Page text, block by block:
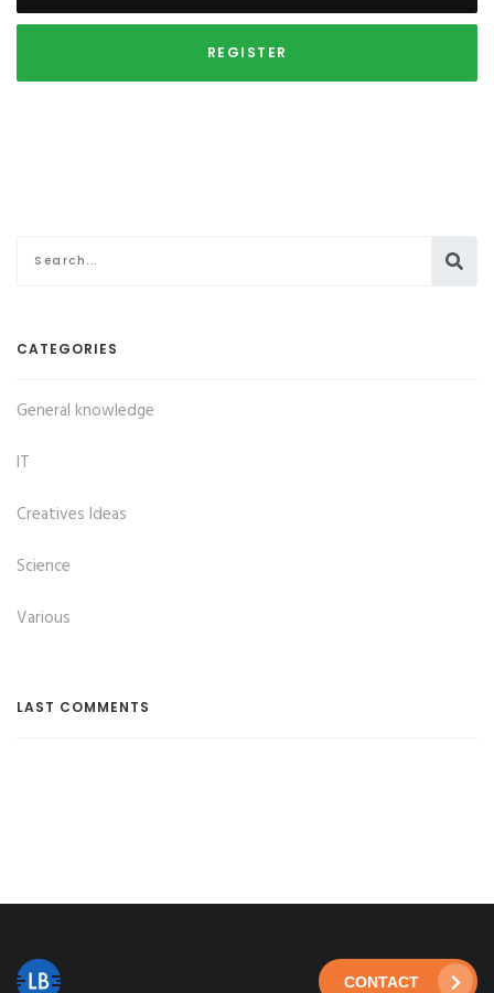
REGISTER
CATEGORIES
General knowledge
IT
Creatives Ideas
Science
Various
LAST COMMENTS
CONTACT